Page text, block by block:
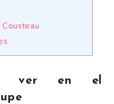
ver en el